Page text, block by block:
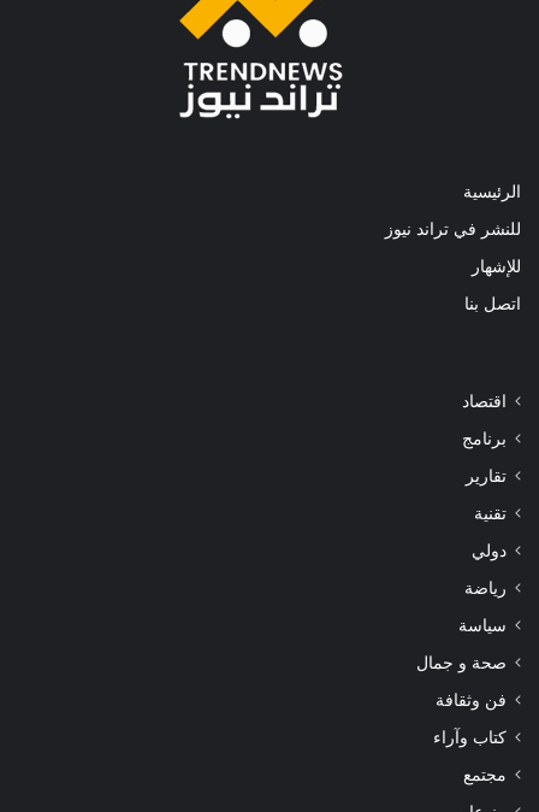
الرئيسية
للنشر في تراند نيوز
للإشهار
اتصل بنا
اقتصاد
برنامج
تقارير
تقنية
دولي
رياضة
سياسة
صحة و جمال
فن وثقافة
كتاب وآراء
مجتمع